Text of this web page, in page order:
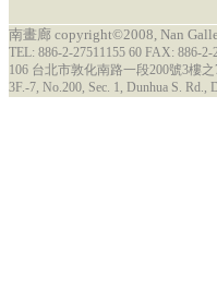
南畫廊 copyright©2008, Nan
TEL: 886-2-27511155 60 FAX: 886-2-
106 台北市敦化南路一段200號3樓之
3F.-7, No.200, Sec. 1, Dunhua S. Rd.,